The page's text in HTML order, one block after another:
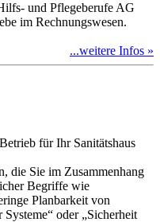
und Pflegeberufe AG
im Rechnungswesen.
...weitere Infos »
für Ihr Sanitätshaus
die Sie im Zusammenhang
Begriffe wie
Planbarkeit von
oder „Sicherheit